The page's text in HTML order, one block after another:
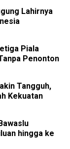
Lahirnya
Piala
Penonton
Tangguh,
Kekuatan
hingga ke